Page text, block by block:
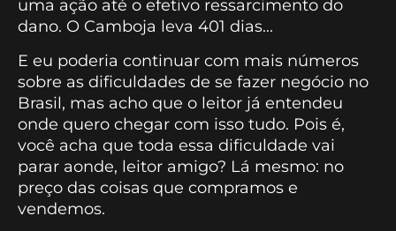
uma ação até o efetivo ressarcimento do
dano. O Camboja leva 401 dias...
E eu poderia continuar com mais números
sobre as dificuldades de se fazer negócio no
Brasil, mas acho que o leitor já entendeu
onde quero chegar com isso tudo. Pois é,
você acha que toda essa dificuldade vai
parar aonde, leitor amigo? Lá mesmo: no
preço das coisas que compramos e
vendemos.